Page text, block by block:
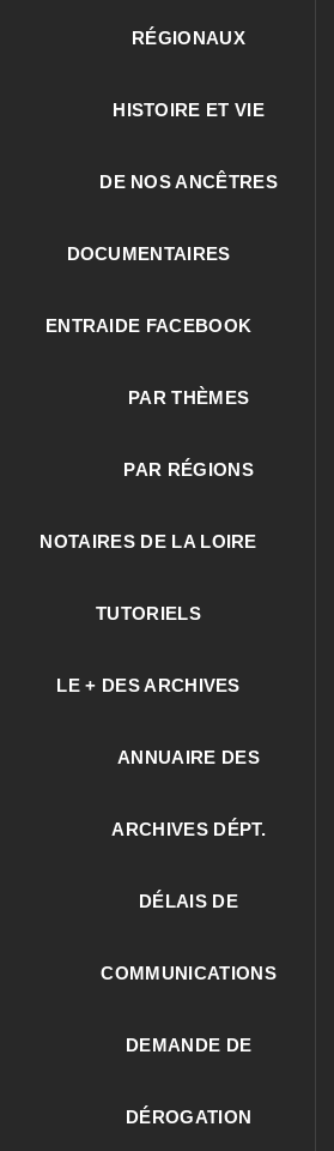
RÉGIONAUX
HISTOIRE ET VIE
DE NOS ANCÊTRES
DOCUMENTAIRES
ENTRAIDE FACEBOOK
PAR THÈMES
PAR RÉGIONS
NOTAIRES DE LA LOIRE
TUTORIELS
LE + DES ARCHIVES
ANNUAIRE DES
ARCHIVES DÉPT.
DÉLAIS DE
COMMUNICATIONS
DEMANDE DE
DÉROGATION